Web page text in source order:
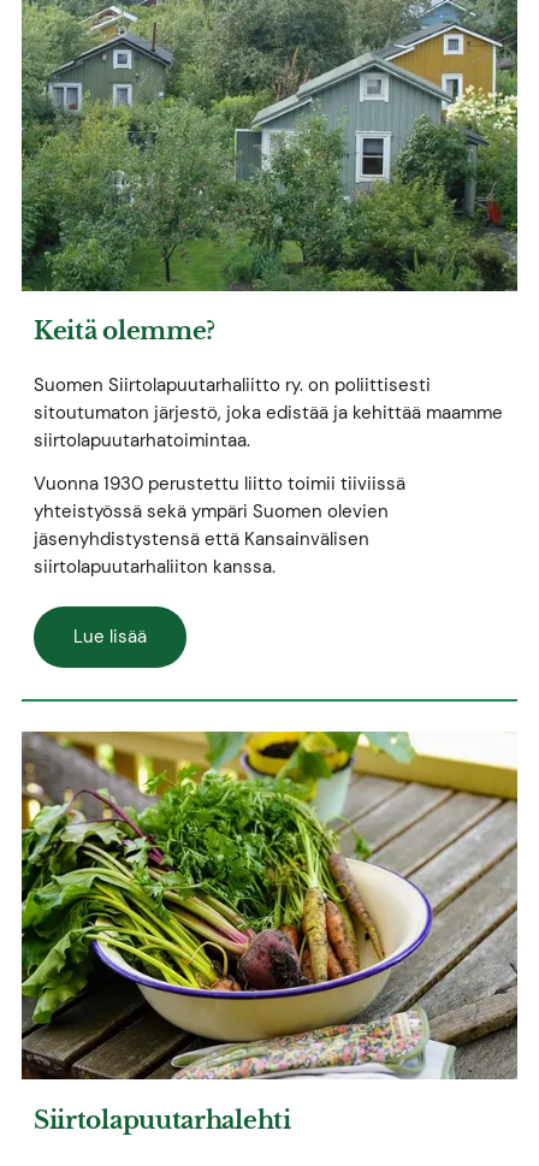
Keitä olemme?
Suomen Siirtolapuutarhaliitto ry. on poliittisesti
sitoutumaton järjestö, joka edistää ja kehittää maamme
siirtolapuutarhatoimintaa.
Vuonna 1930 perustettu liitto toimii tiiviissä
yhteistyössä sekä ympäri Suomen olevien
jäsenyhdistystensä että Kansainvälisen
siirtolapuutarhaliiton kanssa.
Lue lisää
Siirtolapuutarhalehti